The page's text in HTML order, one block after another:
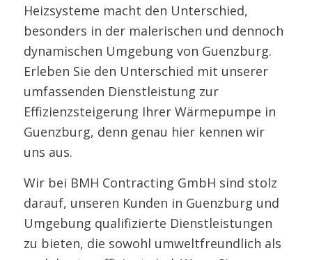
Heizsysteme macht den Unterschied,
besonders in der malerischen und dennoch
dynamischen Umgebung von Guenzburg.
Erleben Sie den Unterschied mit unserer
umfassenden Dienstleistung zur
Effizienzsteigerung Ihrer Wärmepumpe in
Guenzburg, denn genau hier kennen wir
uns aus.
Wir bei BMH Contracting GmbH sind stolz
darauf, unseren Kunden in Guenzburg und
Umgebung qualifizierte Dienstleistungen
zu bieten, die sowohl umweltfreundlich als